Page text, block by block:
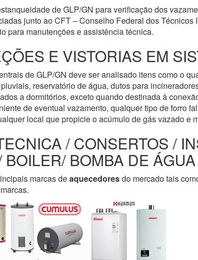
de GLP/GN para verificação dos
junto ao CFT – Conselho Federal dos
para manutenções e assistência técnica.
E VISTORIAS EM
de GLP/GN deve ser analisado itens como o
reservatório de água, dutos para
a dormitórios, exceto quando destinada à
de eventual vazamento, qualquer tipo de forro
local que propicie o acúmulo de gás vazado e
/ CONSERTOS /
BOILER/ BOMBA DE
marcas deaquecedoresdo mercado tais